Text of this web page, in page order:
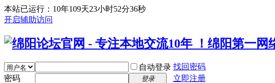
本站已运行：10年109天23小时52分37秒
开启辅助访问
自动登录 找回密码
密码
登录
立即注册